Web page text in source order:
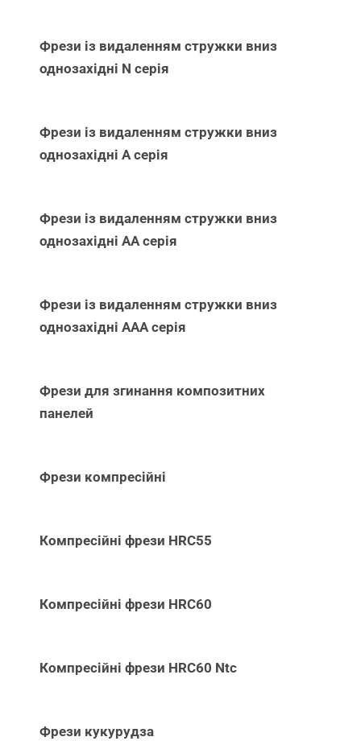
Фрези із видаленням стружки вниз
однозахідні N серія
Фрези із видаленням стружки вниз
однозахідні А серія
Фрези із видаленням стружки вниз
однозахідні АА серія
Фрези із видаленням стружки вниз
однозахідні ААА серія
Фрези для згинання композитних
панелей
Фрези компресійні
Компресійні фрези HRC55
Компресійні фрези HRC60
Компресійні фрези HRC60 Ntc
Фрези кукурудза